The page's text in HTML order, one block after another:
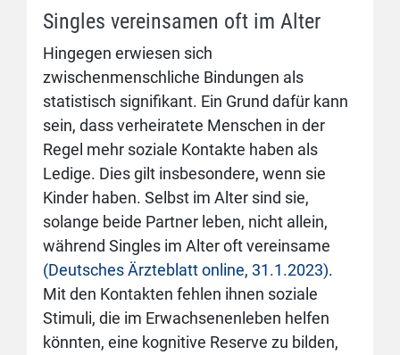
Singles vereinsamen oft im Alter
Hingegen erwiesen sich
zwischenmenschliche Bindungen als
statistisch signifikant. Ein Grund dafür kann
sein, dass verheiratete Menschen in der
Regel mehr soziale Kontakte haben als
Ledige. Dies gilt insbesondere, wenn sie
Kinder haben. Selbst im Alter sind sie,
solange beide Partner leben, nicht allein,
während Singles im Alter oft vereinsame
(Deutsches Ärzteblatt online, 31.1.2023).
Mit den Kontakten fehlen ihnen soziale
Stimuli, die im Erwachsenenleben helfen
könnten, eine kognitive Reserve zu bilden,